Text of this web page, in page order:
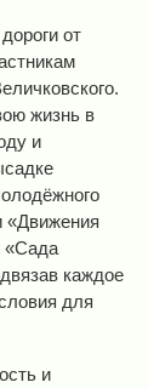
от
жизнь в
и
«Движения
«Сада
каждое
для
и